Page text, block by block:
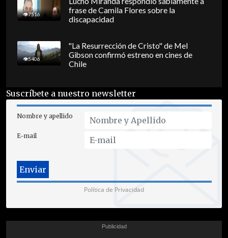
7516
frase de Camila Flores sobre la
discapacidad
5406
"La Resurrección de Cristo" de Mel
Gibson confirmó estreno en cines de
Chile
Suscríbete a nuestro newsletter
Nombre y apellido
E-mail
Política de Privacidad